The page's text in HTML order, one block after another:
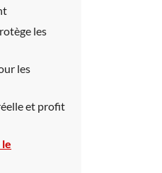
les
les
et profit